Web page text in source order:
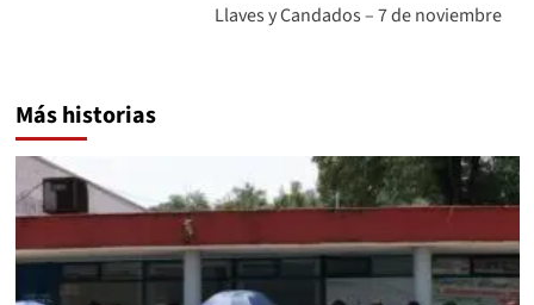
Llaves y Candados – 7 de noviembre
Más historias